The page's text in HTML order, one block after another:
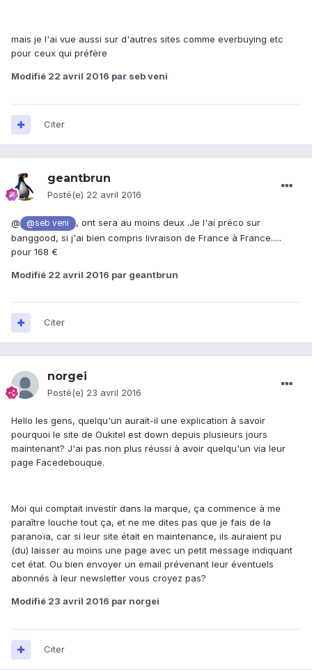
mais je l'ai vue aussi sur d'autres sites comme everbuying etc
pour ceux qui préfère
Modifié 22 avril 2016 par seb veni
Citer
geantbrun
Posté(e) 22 avril 2016
@ @seb veni
, ont sera au moins deux .Je l'ai préco sur
banggood, si j'ai bien compris livraison de France à France.....
pour 168 €
Modifié 22 avril 2016 par geantbrun
Citer
norgei
Posté(e) 23 avril 2016
Hello les gens, quelqu'un aurait-il une explication à savoir
pourquoi le site de Oukitel est down depuis plusieurs jours
maintenant? J'ai pas non plus réussi à avoir quelqu'un via leur
page Facedebouque.
Moi qui comptait investir dans la marque, ça commence à me
paraître louche tout ça, et ne me dites pas que je fais de la
paranoïa, car si leur site était en maintenance, ils auraient pu
(du) laisser au moins une page avec un petit message indiquant
cet état. Ou bien envoyer un email prévenant leur éventuels
abonnés à leur newsletter vous croyez pas?
Modifié 23 avril 2016 par norgei
Citer